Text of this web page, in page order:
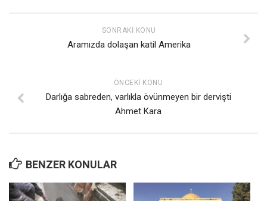
SONRAKI KONU
Aramızda dolaşan katil Amerika
ÖNCEKI KONU
Darlığa sabreden, varlıkla övünmeyen bir dervişti
Ahmet Kara
BENZER KONULAR